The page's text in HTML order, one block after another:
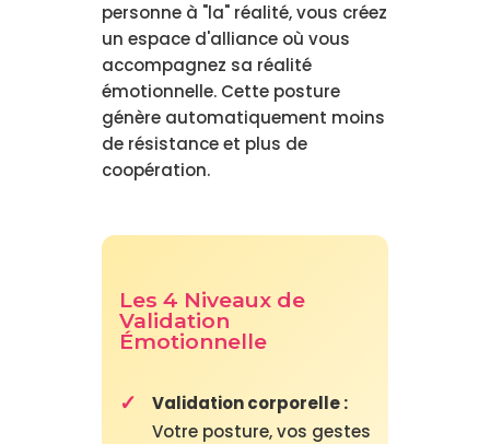
personne à "la" réalité, vous créez
un espace d'alliance où vous
accompagnez sa réalité
émotionnelle. Cette posture
génère automatiquement moins
de résistance et plus de
coopération.
Les 4 Niveaux de
Validation
Émotionnelle
Validation corporelle :
Votre posture, vos gestes